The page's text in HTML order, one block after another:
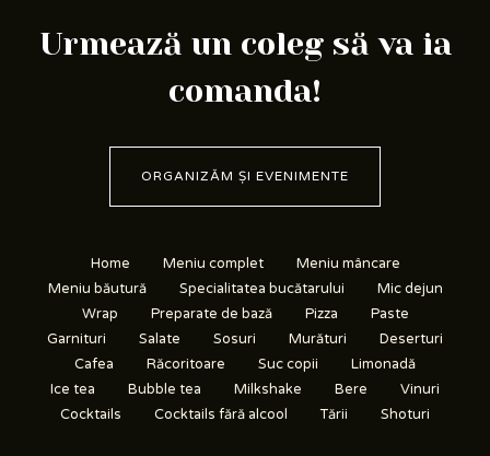
Urmează un coleg să va ia
comanda!
ORGANIZĂM ȘI EVENIMENTE
Home Meniu complet
Meniu mâncare
Meniu băutură
Specialitatea bucătarului
Mic dejun
Wrap
Preparate de bază Pizza
Paste
Garnituri
Salate Sosuri Murături
Deserturi
Cafea
Răcoritoare Suc copii
Limonadă
Ice tea
Bubble tea Milkshake Bere
Vinuri
Cocktails
Cocktails fără alcool Tării Shoturi